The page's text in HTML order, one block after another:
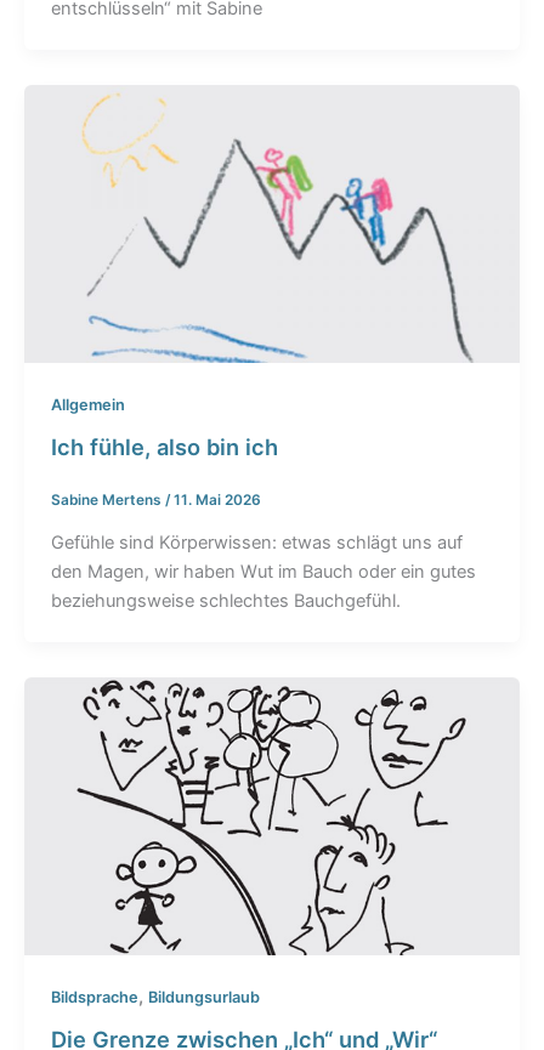
entschlüsseln“ mit Sabine
Allgemein
Ich fühle, also bin ich
Sabine Mertens /11. Mai 2026
Gefühle sind Körperwissen: etwas schlägt uns auf
den Magen, wir haben Wut im Bauch oder ein gutes
beziehungsweise schlechtes Bauchgefühl.
Bildsprache, Bildungsurlaub
Die Grenze zwischen „Ich“ und „Wir“